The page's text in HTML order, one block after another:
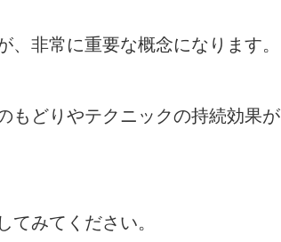
非常に重要な概念になります。
もどりやテクニックの持続効果が
みてください。